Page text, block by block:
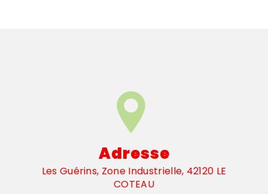
Adresse
Les Guérins, Zone Industrielle, 42120 LE
COTEAU